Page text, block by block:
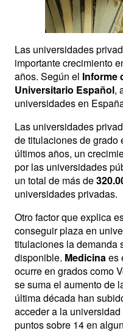
Las universidades
importante crecimiento
años. Según el Informe
Universitario Español,
universidades en
Las universidades
de titulaciones de grado
últimos años, un
por las universidades
un total de más de
universidades privadas.
Otro factor que explica
conseguir plaza en
titulaciones la demanda
disponible. Medicinaes
ocurre en grados como
se suma el aumento de
última década han
acceder a la
puntos sobre 14 en